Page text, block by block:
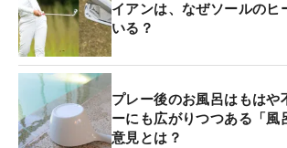
イアンは、なぜソールのヒ
いる？
プレー後のお風呂はもはや
ーにも広がりつつある「風
意見とは？